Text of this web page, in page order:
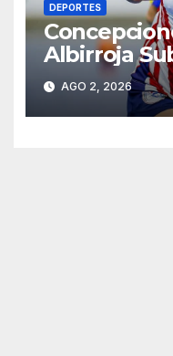
DEPORTES
Albirroja
campeona
AGO 2, 2026